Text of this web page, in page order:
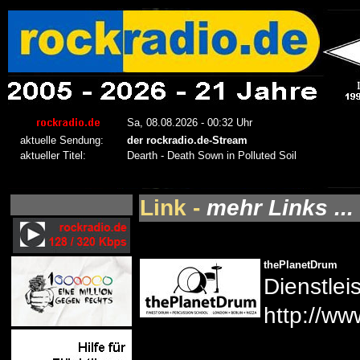
Link - mehr Links ...
thePlanetDrum
http://